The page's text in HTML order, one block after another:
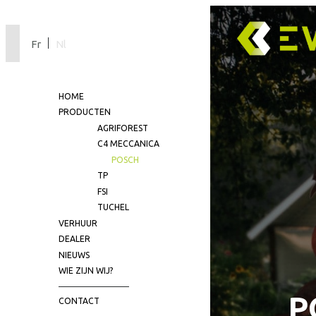
Fr Nl
HOME
PRODUCTEN
AGRIFOREST
C4 MECCANICA
POSCH
TP
FSI
TUCHEL
VERHUUR
DEALER
NIEUWS
WIE ZIJN WIJ?
CONTACT